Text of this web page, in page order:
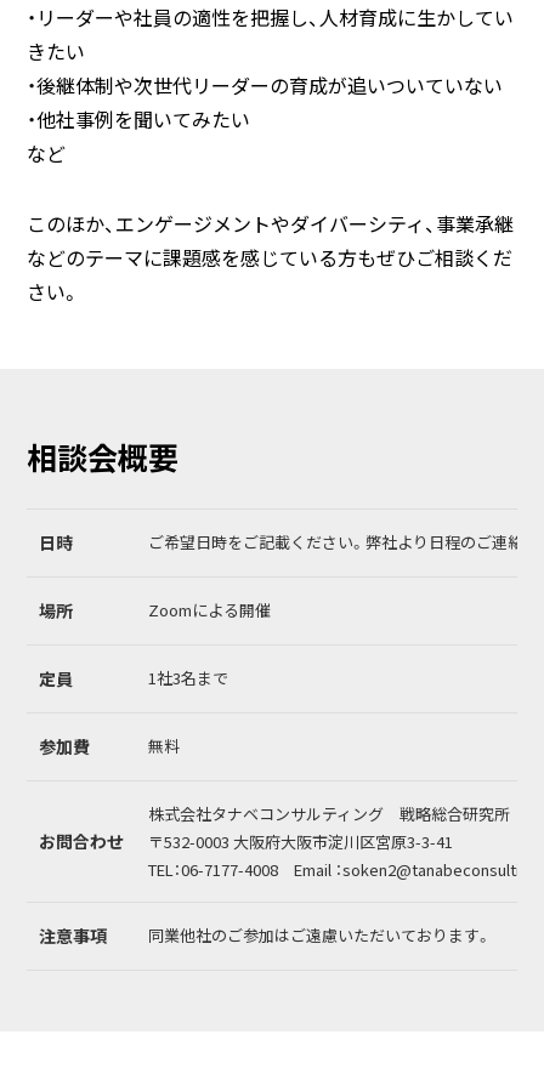
・リーダーや社員の適性を把握し、人材育成に生かしてい
きたい
・後継体制や次世代リーダーの育成が追いついていない
・他社事例を聞いてみたい
など
このほか、エンゲージメントやダイバーシティ、事業承継
などのテーマに課題感を感じている方もぜひご相談くだ
さい。
相談会概要
日時 ご希望日時をご記載ください。弊社より日程のご連絡
場所 Zoomによる開催
定員 1社3名まで
参加費 無料
お問合わせ
株式会社タナベコンサルティング 戦略総合研究所
〒532-0003 大阪府大阪市淀川区宮原3-3-41
TEL：06-7177-4008 Email ：
注意事項 同業他社のご参加はご遠慮いただいております。